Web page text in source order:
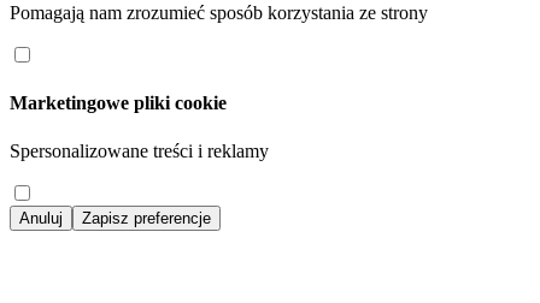
Pomagają nam zrozumieć sposób korzystania ze strony
Marketingowe pliki cookie
Spersonalizowane treści i reklamy
Anuluj Zapisz preferencje